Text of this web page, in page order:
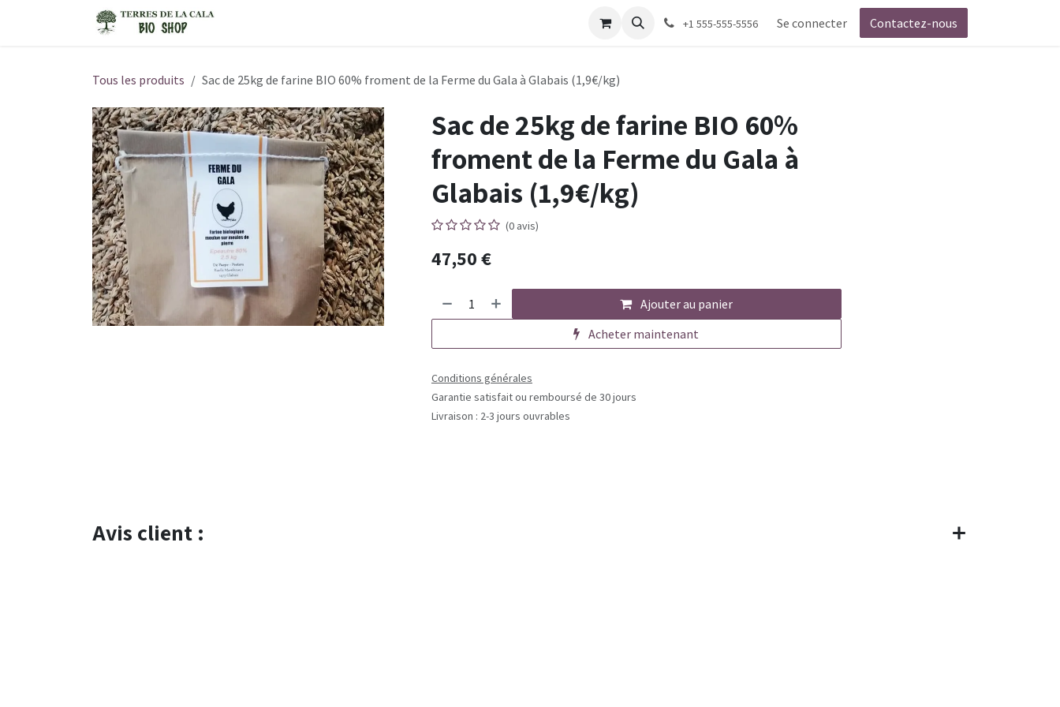
Se rendre au contenu
+1 555-555-5556 Se connecter Contactez-nous
Tous les produits Sac de 25kg de farine BIO 60% froment de la Ferme du Gala à Glabais (1,9€/kg)
Sac de 25kg de farine BIO 60%
froment de la Ferme du Gala à
Glabais (1,9€/kg)
(0 avis)
47,50€
Ajouter au panier
Acheter maintenant
Conditions générales
Garantie satisfait ou remboursé de 30 jours
Livraison : 2-3 jours ouvrables
Avis client :